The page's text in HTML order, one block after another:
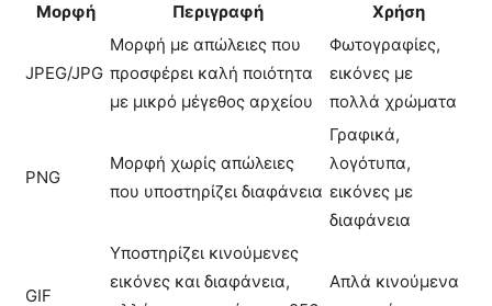
Μορφή Περιγραφή Χρήση
JPEG/JPG
Μορφή με απώλειες που
προσφέρει καλή ποιότητα
με μικρό μέγεθος αρχείου
Φωτογραφίες,
εικόνες με
πολλά χρώματα
PNG
Μορφή χωρίς απώλειες
που υποστηρίζει διαφάνεια
Γραφικά,
λογότυπα,
εικόνες με
διαφάνεια
GIF
Υποστηρίζει κινούμενες
εικόνες και διαφάνεια,
Απλά κινούμενα